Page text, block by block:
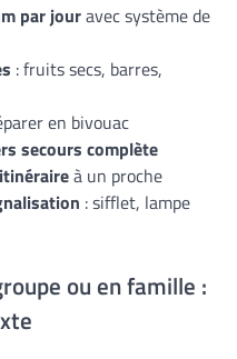
par jouravec système de
: fruits secs, barres,
en bivouac
secours complète
à un proche
: sifflet, lampe
ou en famille :